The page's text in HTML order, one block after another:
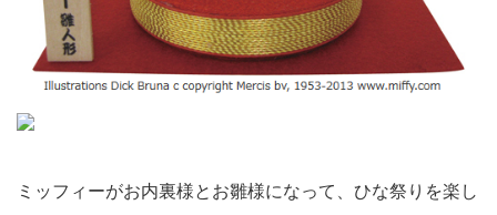
ミッフィーがお内裏様とお雛様になって、ひな祭りを楽し